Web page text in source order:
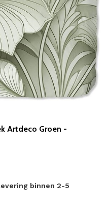
Artdeco Groen -
binnen 2-5